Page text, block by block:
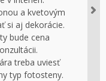
a kvetovým
si aj dekorácie.
bude cena
treba uviesť
typ fotosteny.